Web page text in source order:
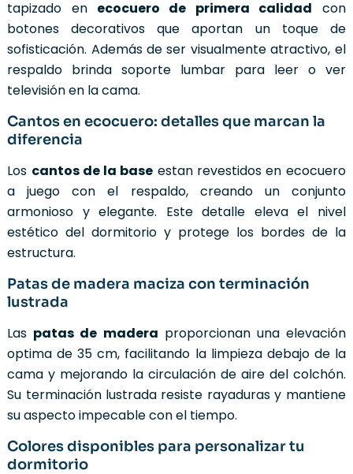
tapizado en ecocuero de primera calidad con
botones decorativos que aportan un toque de
sofisticación. Además de ser visualmente atractivo, el
respaldo brinda soporte lumbar para leer o ver
televisión en la cama.
Cantos en ecocuero: detalles que marcan la
diferencia
Los cantos de la base estan revestidos en ecocuero
a juego con el respaldo, creando un conjunto
armonioso y elegante. Este detalle eleva el nivel
estético del dormitorio y protege los bordes de la
estructura.
Patas de madera maciza con terminación
lustrada
Las patas de madera proporcionan una elevación
optima de 35 cm, facilitando la limpieza debajo de la
cama y mejorando la circulación de aire del colchón.
Su terminación lustrada resiste rayaduras y mantiene
su aspecto impecable con el tiempo.
Colores disponibles para personalizar tu
dormitorio